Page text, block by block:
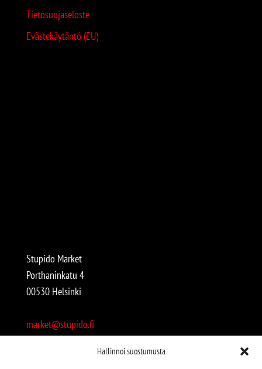
Hallinnoi suostumusta
Tietosuojaseloste
Evästekäytäntö (EU)
Stupido Market
Porthaninkatu 4
00530 Helsinki
market@stupido.fi